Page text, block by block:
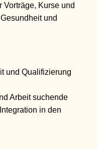
Vorträge, Kurse und
und
und Qualifizierung
Arbeit suchende
in den